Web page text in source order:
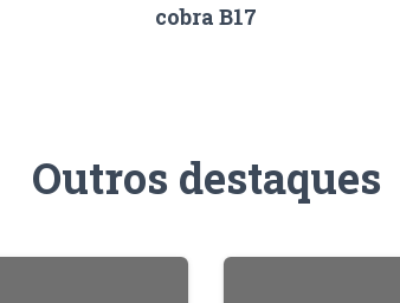
cobra B17
Outros destaques